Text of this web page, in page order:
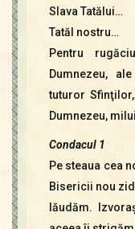
Slava Tatălui…
Tatăl nostru…
Pentru
Dumnezeu,
tuturor
Dumnezeu,
Condacul 1
Pe steaua cea
Bisericii nou
lăudăm.